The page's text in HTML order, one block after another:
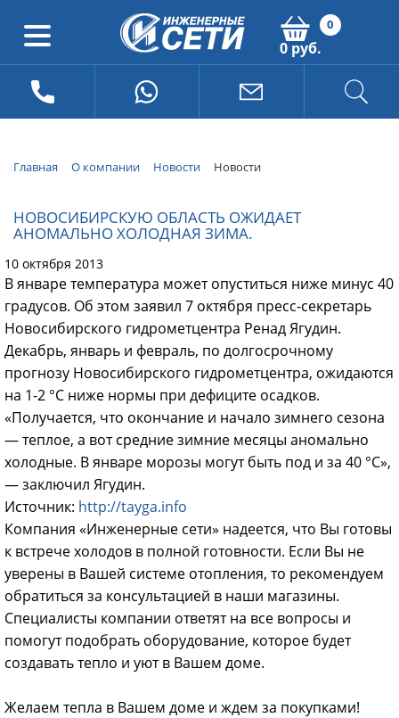
0
0 руб.
Главная О компании Новости Новости
НОВОСИБИРСКУЮ ОБЛАСТЬ ОЖИДАЕТ
АНОМАЛЬНО ХОЛОДНАЯ ЗИМА.
10 октября 2013
В январе температура может опуститься ниже минус 40
градусов. Об этом заявил 7 октября пресс-секретарь
Новосибирского гидрометцентра Ренад Ягудин.
Декабрь, январь и февраль, по долгосрочному
прогнозу Новосибирского гидрометцентра, ожидаются
на 1-2 °С ниже нормы при дефиците осадков.
«Получается, что окончание и начало зимнего сезона
— теплое, а вот средние зимние месяцы аномально
холодные. В январе морозы могут быть под и за 40 °С»,
— заключил Ягудин.
Источник: http://tayga.info
Компания «Инженерные сети» надеется, что Вы готовы
к встрече холодов в полной готовности. Если Вы не
уверены в Вашей системе отопления, то рекомендуем
обратиться за консультацией в наши магазины.
Специалисты компании ответят на все вопросы и
помогут подобрать оборудование, которое будет
создавать тепло и уют в Вашем доме.
Желаем тепла в Вашем доме и ждем за покупками!